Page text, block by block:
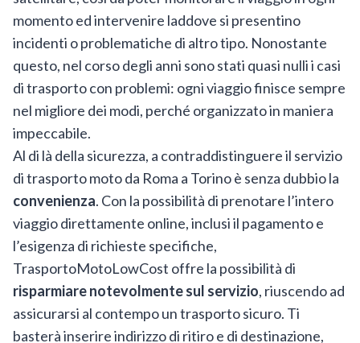
momento ed intervenire laddove si presentino
incidenti o problematiche di altro tipo. Nonostante
questo, nel corso degli anni sono stati quasi nulli i casi
di trasporto con problemi: ogni viaggio finisce sempre
nel migliore dei modi, perché organizzato in maniera
impeccabile.
Al di là della sicurezza, a contraddistinguere il servizio
di trasporto moto da Roma a Torino è senza dubbio la
convenienza. Con la possibilità di prenotare l’intero
viaggio direttamente online, inclusi il pagamento e
l’esigenza di richieste specifiche,
TrasportoMotoLowCost offre la possibilità di
risparmiare notevolmente sul servizio, riuscendo ad
assicurarsi al contempo un trasporto sicuro. Ti
basterà inserire indirizzo di ritiro e di destinazione,